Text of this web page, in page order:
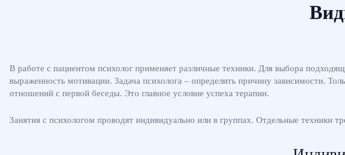
В работе с пациентом психолог применяет различные техники. Для выбора
выраженность мотивации. Задача психолога – определить причину зависимости.
отношений с первой беседы. Это главное условие успеха терапии.
Занятия с психологом проводят индивидуально или в группах. Отдельные техники